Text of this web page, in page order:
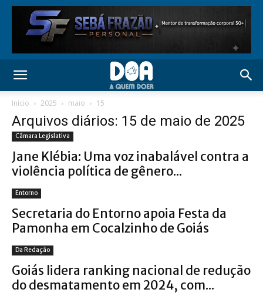
Início 2025 maio 15
Arquivos diários: 15 de maio de 2025
Câmara Legislativa
Jane Klébia: Uma voz inabalável contra a
violência política de gênero...
Entorno
Secretaria do Entorno apoia Festa da
Pamonha em Cocalzinho de Goiás
Da Redação
Goiás lidera ranking nacional de redução
do desmatamento em 2024, com...